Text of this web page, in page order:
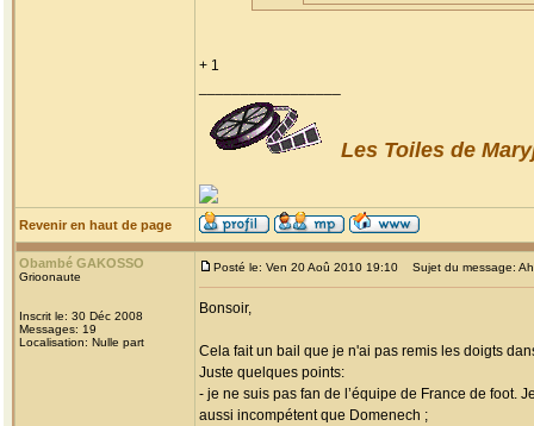
+ 1
Les Toiles de
Revenir en haut de page
Obambé GAKOSSO
Grioonaute
Inscrit le: 30 Déc 2008
Messages: 19
Localisation: Nulle part
Posté le: Ven 20 Aoû 2010 19:10 Sujet du message:
Bonsoir,
Cela fait un bail que je n'ai pas remis les doigts
Juste quelques points:
- je ne suis pas fan de l’équipe de France de foot.
aussi incompétent que Domenech ;